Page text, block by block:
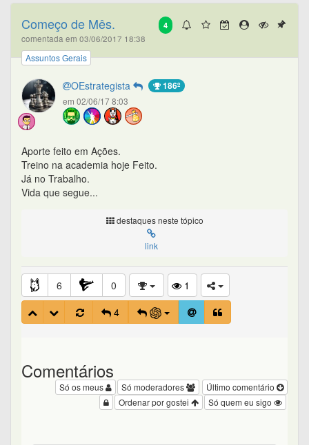
4
Começo de Mês.
comentada em 03/06/2017 18:38
Assuntos Gerais
OEstrategista 186º
em 02/06/17 8:03
Aporte feito em Ações.
Treino na academia hoje Feito.
Já no Trabalho.
Vida que segue...
destaques neste tópico
link
6 0
1
4
Comentários
Último comentário
Só moderadores
Só os meus
Só quem eu sigo
Ordenar por gostei